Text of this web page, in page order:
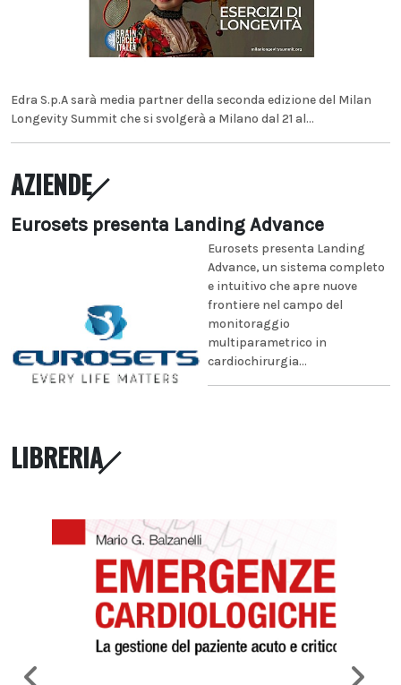
Edra S.p.A sarà media partner della seconda edizione del Milan
Longevity Summit che si svolgerà a Milano dal 21 al...
AZIENDE
Eurosets presenta Landing Advance
Eurosets presenta Landing
Advance, un sistema completo
e intuitivo che apre nuove
frontiere nel campo del
monitoraggio
multiparametrico in
cardiochirurgia...
LIBRERIA